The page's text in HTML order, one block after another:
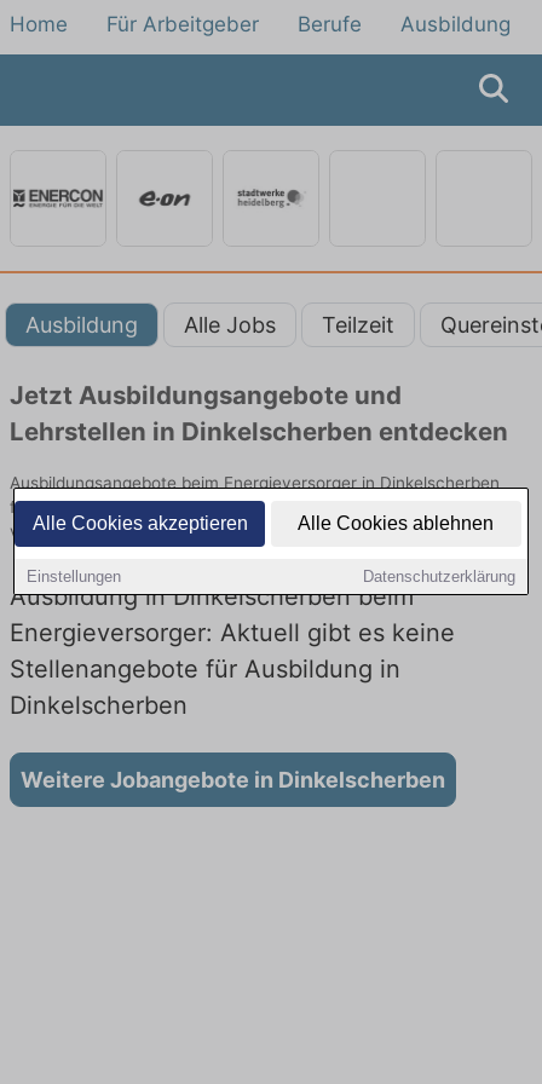
Alle Cookies akzeptieren Alle Cookies ablehnen
Einstellungen Datenschutzerklärung
Home Für Arbeitgeber Berufe Ausbildung
Ausbildung Alle Jobs Teilzeit
Jetzt Ausbildungsangebote und
Lehrstellen in Dinkelscherben entdecken
Ausbildungsangebote beim Energieversorger in Dinkelscherben
finden Sie von namhaften Firmen. Entdecken Sie freie Optionen
von Top-Arbeitgebern und bewerben Sie sich noch heute.
Ausbildung in Dinkelscherben beim
Energieversorger: Aktuell gibt es keine
Stellenangebote für Ausbildung in
Dinkelscherben
Weitere Jobangebote in Dinkelscherben